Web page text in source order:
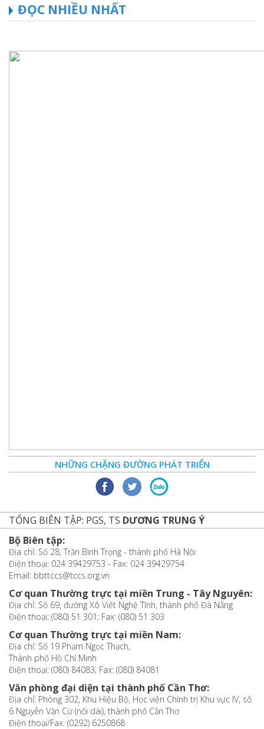
ĐỌC NHIỀU NHẤT
NHỮNG CHẶNG ĐƯỜNG PHÁT TRIỂN
TỔNG BIÊN TẬP: PGS, TS DƯƠNG TRUNG Ý
Bộ Biên tập:
Địa chỉ: Số 28, Trần Bình Trọng - thành phố Hà Nội
Điện thoại: 024 39429753 - Fax: 024 39429754
Email: bbttccs@tccs.org.vn
Cơ quan Thường trực tại miền Trung - Tây Nguyên:
Địa chỉ: Số 69, đường Xô Viết Nghệ Tĩnh, thành phố Đà Nẵng
Điện thoại: (080) 51 301; Fax: (080) 51 303
Cơ quan Thường trực tại miền Nam:
Địa chỉ: Số 19 Phạm Ngọc Thạch,
Thành phố Hồ Chí Minh
Điện thoại: (080) 84083; Fax: (080) 84081
Văn phòng đại diện tại thành phố Cần Thơ:
Địa chỉ: Phòng 302, Khu Hiệu Bộ, Học viện Chính trị Khu vực IV, số
6 Nguyễn Văn Cừ (nối dài), thành phố Cần Thơ
Điện thoại/Fax: (0292) 6250868